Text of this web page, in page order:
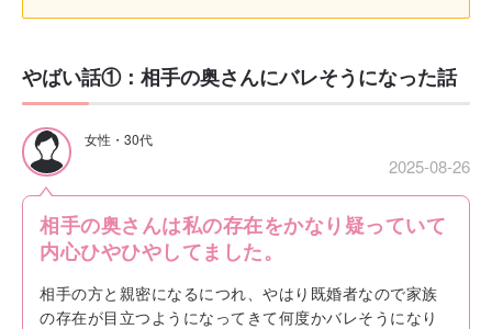
やばい話①：相手の奥さんにバレそうになった話
女性・30代
2025-08-26
相手の奥さんは私の存在をかなり疑っていて
内心ひやひやしてました。
相手の方と親密になるにつれ、やはり既婚者なので家族
の存在が目立つようになってきて何度かバレそうになり